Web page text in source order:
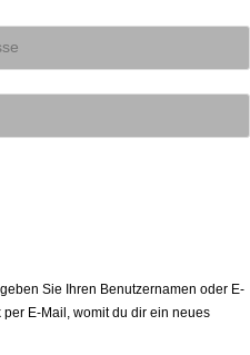
Sie Ihren Benutzernamen oder E-
E-Mail, womit du dir ein neues